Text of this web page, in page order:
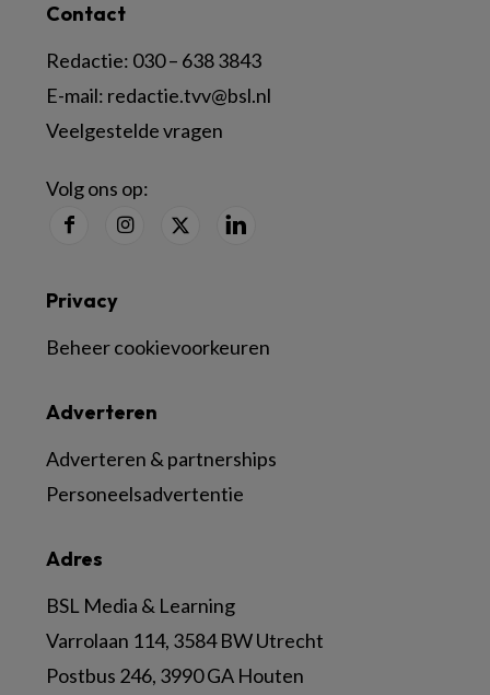
Contact
Redactie: 030 – 638 3843
E-mail: redactie.tvv@bsl.nl
Veelgestelde vragen
Volg ons op:
Adres
BSL Media & Learning
Varrolaan 114, 3584 BW Utrecht
Postbus 246, 3990 GA Houten
Adverteren
Adverteren & partnerships
Personeelsadvertentie
Privacy
Beheer cookievoorkeuren